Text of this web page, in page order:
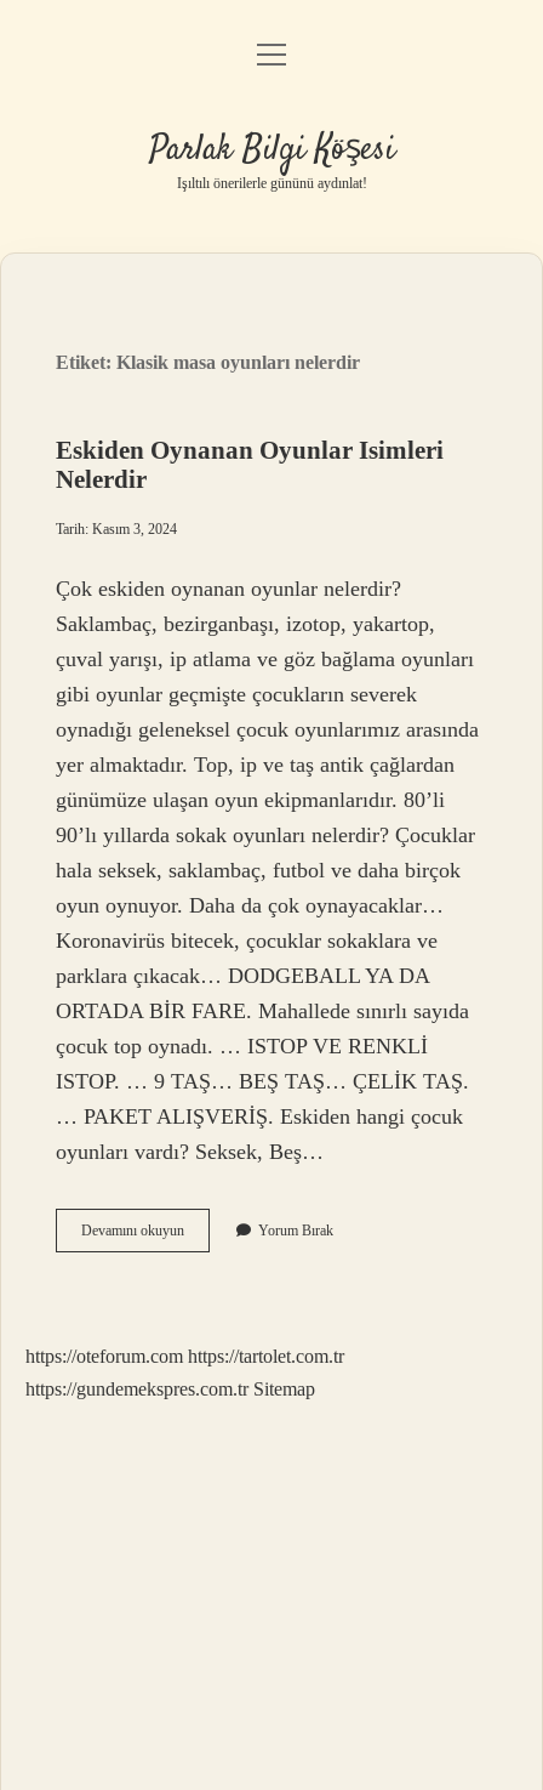
Anasayfa
Yasal Uyarı
menüyü
Parlak Bilgi Köşesi
Işıltılı önerilerle gününü aydınlat!
Etiket:Klasik masa oyunları nelerdir
Eskiden Oynanan Oyunlar Isimleri
Nelerdir
Tarih: Kasım 3, 2024
Çok eskiden oynanan oyunlar nelerdir?
Saklambaç, bezirganbaşı, izotop, yakartop,
çuval yarışı, ip atlama ve göz bağlama oyunları
gibi oyunlar geçmişte çocukların severek
oynadığı geleneksel çocuk oyunlarımız arasında
yer almaktadır. Top, ip ve taş antik çağlardan
günümüze ulaşan oyun ekipmanlarıdır. 80’li
90’lı yıllarda sokak oyunları nelerdir? Çocuklar
hala seksek, saklambaç, futbol ve daha birçok
oyun oynuyor. Daha da çok oynayacaklar…
Koronavirüs bitecek, çocuklar sokaklara ve
parklara çıkacak… DODGEBALL YA DA
ORTADA BİR FARE. Mahallede sınırlı sayıda
çocuk top oynadı. … ISTOP VE RENKLİ
ISTOP. … 9 TAŞ… BEŞ TAŞ… ÇELİK TAŞ.
… PAKET ALIŞVERİŞ. Eskiden hangi çocuk
oyunları vardı? Seksek, Beş…
Devamını okuyunEskiden
Oynanan
Yorum Bırak
https://oteforum.com https://tartolet.com.tr
https://gundemekspres.com.tr Sitemap